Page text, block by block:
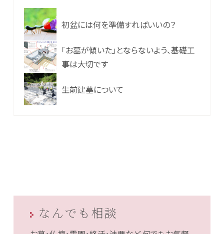
初盆には何を準備すればいいの？
「お墓が傾いた」とならないよう、基礎工
事は大切です
生前建墓について
なんでも相談